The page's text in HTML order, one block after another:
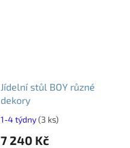
Jídelní stůl BOY různé
dekory
1-4 týdny(3 ks)
7 240 Kč